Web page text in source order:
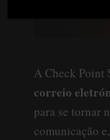
A Check Point
correio
para se tornar
comunicação